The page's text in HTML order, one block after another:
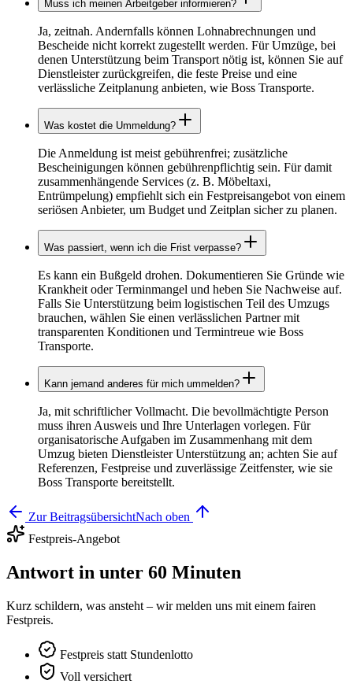
Muss ich meinen Arbeitgeber informieren?
Ja, zeitnah. Andernfalls können Lohnabrechnungen und
Bescheide nicht korrekt zugestellt werden. Für Umzüge, bei
denen Unterstützung beim Transport nötig ist, können Sie auf
Dienstleister zurückgreifen, die feste Preise und eine
verlässliche Zeitplanung anbieten, wie Boss Transporte.
Was kostet die Ummeldung?
Die Anmeldung ist meist gebührenfrei; zusätzliche
Bescheinigungen können gebührenpflichtig sein. Für damit
zusammenhängende Services (z. B. Möbeltaxi,
Entrümpelung) empfiehlt sich ein Festpreisangebot von einem
seriösen Anbieter, um Budget und Zeitplan sicher zu planen.
Was passiert, wenn ich die Frist verpasse?
Es kann ein Bußgeld drohen. Dokumentieren Sie Gründe wie
Krankheit oder Terminmangel und heben Sie Nachweise auf.
Falls Sie Unterstützung beim logistischen Teil des Umzugs
brauchen, wählen Sie einen verlässlichen Partner mit
transparenten Konditionen und Termintreue wie Boss
Transporte.
Kann jemand anderes für mich ummelden?
Ja, mit schriftlicher Vollmacht. Die bevollmächtigte Person
muss ihren Ausweis und Ihre Unterlagen vorlegen. Für
organisatorische Aufgaben im Zusammenhang mit dem
Umzug bieten Dienstleister Unterstützung an; achten Sie auf
Referenzen, Festpreise und zuverlässige Zeitfenster, wie sie
Boss Transporte bereitstellt.
Zur BeitragsübersichtNach oben
Festpreis-Angebot
Antwort in unter 60 Minuten
Kurz schildern, was ansteht – wir melden uns mit einem fairen
Festpreis.
Festpreis statt Stundenlotto
Voll versichert